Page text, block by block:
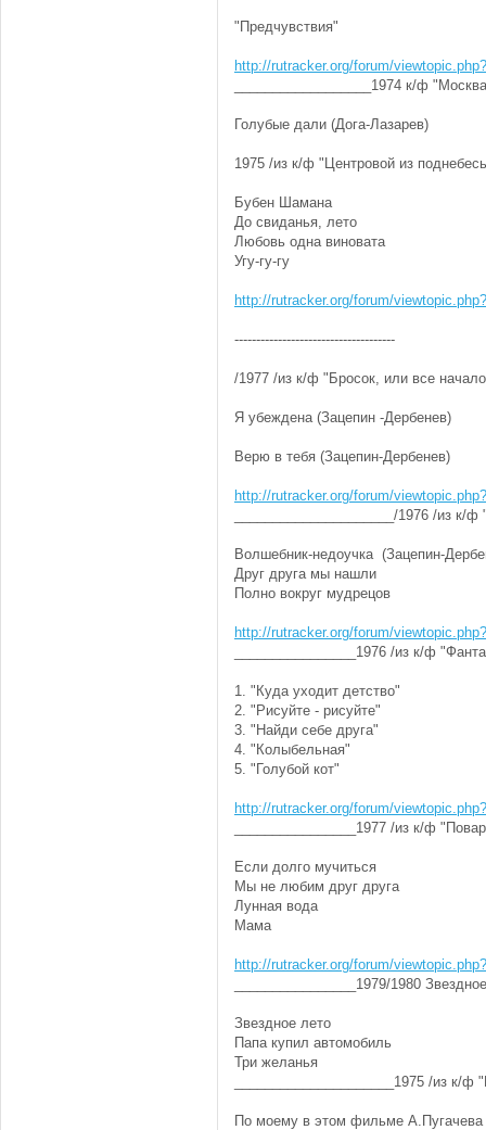
"Предчувствия"
http://rutracker.org/forum/
__________________1974 к/ф
Голубые дали (Дога-Лазарев)
1975 /из к/ф "Центровой из
Бубен Шамана
До свиданья, лето
Любовь одна виновата
Угу-гу-гу
http://rutracker.org/forum/
-------------------------------------
/1977 /из к/ф "Бросок, или все
Я убеждена (Зацепин -Дербенев)
Верю в тебя (Зацепин-Дербенев)
http://rutracker.org/forum/
_____________________/1976 /из
Волшебник-недоучка (Зацепин-
Друг друга мы нашли
Полно вокруг мудрецов
http://rutracker.org/forum/
________________1976 /из к/ф
1. "Куда уходит детство"
2. "Рисуйте - рисуйте"
3. "Найди себе друга"
4. "Колыбельная"
5. "Голубой кот"
http://rutracker.org/forum/
________________1977 /из к/ф
Если долго мучиться
Мы не любим друг друга
Лунная вода
Мама
http://rutracker.org/forum/
________________1979/1980
Звездное лето
Папа купил автомобиль
Три желанья
_____________________1975 /из к/
По моему в этом фильме А.Пугачева